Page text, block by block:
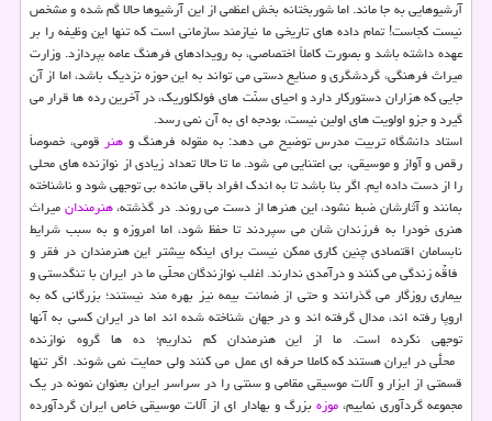
آرشیوهایی به جا ماند. اما شوربختانه بخش اعظمی از این آرشیوها حالا گم شده و مشخص
نیست کجاست! تمام داده های تاریخی ما نیازمند سازمانی است که تنها این وظیفه را بر
عهده داشته باشد و بصورت کاملاً اختصاصی، به رویدادهای فرهنگ عامه بپردازد. وزارت
میراث فرهنگی، گردشگری و صنایع دستی می تواند به این حوزه نزدیک باشد، اما از آن
جایی که هزاران دستورکار دارد و احیای سنّت های فولکلوریک، در آخرین رده ها قرار می
گیرد و جزو اولویت های اولین نیست، بودجه ای به آن نمی رسد.
استاد دانشگاه تربیت مدرس توضیح می دهد: به مقوله فرهنگ و هنر قومی، خصوصاً
رقص و آواز و موسیقی، بی اعتنایی می شود. ما تا حالا تعداد زیادی از نوازنده های محلی
را از دست داده ایم. اگر بنا باشد تا به اندک افراد باقی مانده بی توجهی شود و ناشناخته
بمانند و آثارشان ضبط نشود، این هنرها از دست می روند. در گذشته،هنرمندانمیراث
هنری خودرا به فرزندان شان می سپردند تا حفظ شود، اما امروزه و به سبب شرایط
نابسامان اقتصادی چنین کاری ممکن نیست برای اینکه بیشتر این هنرمندان در فقر و
فاقّه زندگی می کنند و درآمدی ندارند. اغلب نوازندگانِ محلّی ما در ایران با تنگدستی و
بیماری روزگار می گذرانند و حتی از ضمانت بیمه نیز بهره مند نیستند؛ بزرگانی که به
اروپا رفته اند، مدال گرفته اند و در جهان شناخته شده اند اما در ایران کسی به آنها
توجهی نکرده است. ما از این هنرمندان کم نداریم؛ ده ها گروه نوازنده
محلّی در ایران هستند که کاملاً حرفه ای عمل می کنند ولی حمایت نمی­ شوند. اگر تنها
قسمتی از ابزار و آلات موسیقی مقامی و سنتی را در سراسر ایران بعنوان نمونه در یک
مجموعه گردآوری نماییم،موزهبزرگ و بهادار ای از آلات موسیقی خاص ایران گردآورده